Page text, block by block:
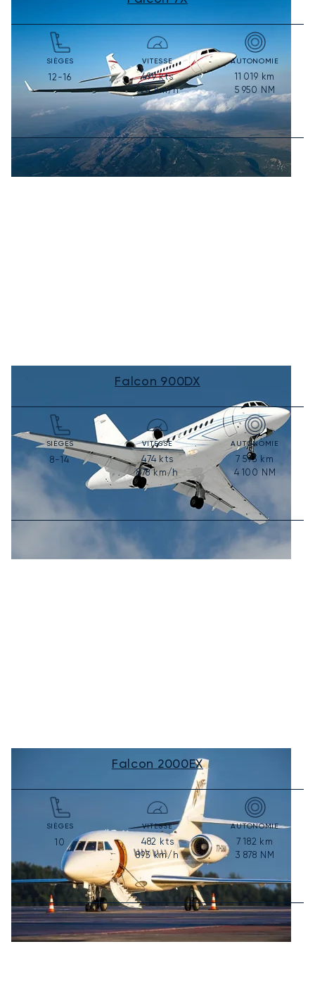
SIÈGES
12-16
VITESSE
499kts
924km/h
AUTONOMIE
11 019 km
5 950 NM
Falcon 900DX
SIÈGES
8-14
VITESSE
474 kts
878km/h
AUTONOMIE
7 593 km
4 100 NM
Falcon 2000EX
SIÈGES
10
VITESSE
482 kts
893km/h
AUTONOMIE
7 182 km
3 878 NM